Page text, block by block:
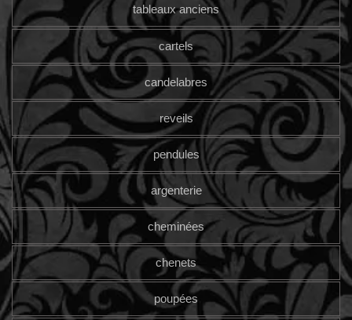
tableaux anciens
cartels
candelabres
reveils
pendules
argenterie
cheminées
chenets
poupées